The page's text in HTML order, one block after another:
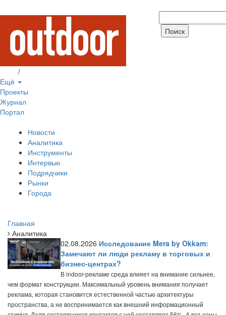
/
Ещё
Проекты
Журнал
Портал
Новости
Аналитика
Инструменты
Интервью
Подрядчики
Рынки
Города
Главная
Аналитика
02.08.2026 Исследование Mera by Okkam:
Замечают ли люди рекламу в торговых и
бизнес-центрах?
В indoor-рекламе среда влияет на внимание сильнее,
чем формат конструкции. Максимальный уровень внимания получает
реклама, которая становится естественной частью архитектуры
пространства, а не воспринимается как внешний информационный